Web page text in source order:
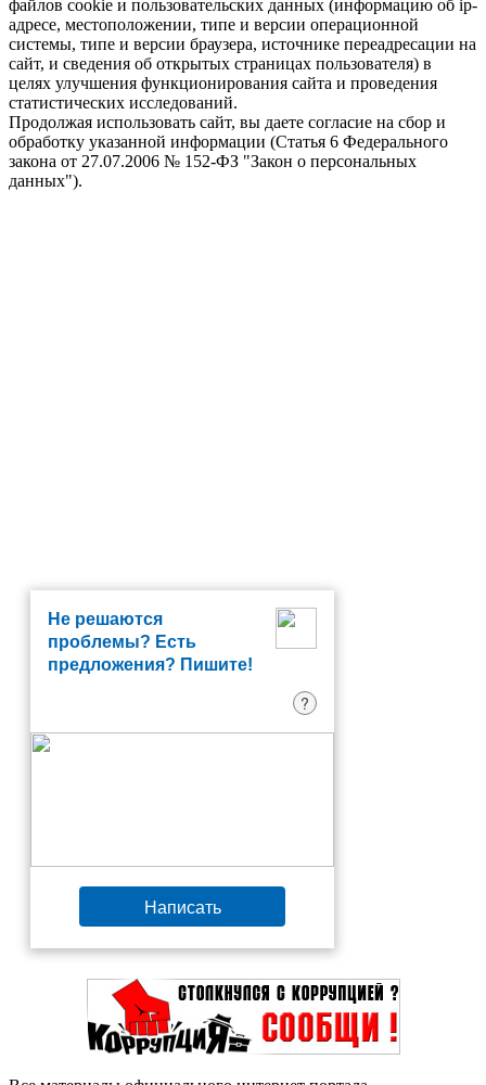
файлов cookie и пользовательских данных (информацию об ip-
адресе, местоположении, типе и версии операционной
системы, типе и версии браузера, источнике переадресации на
сайт, и сведения об открытых страницах пользователя) в
целях улучшения функционирования сайта и проведения
статистических исследований.
Продолжая использовать сайт, вы даете согласие на сбор и
обработку указанной информации (Статья 6 Федерального
закона от 27.07.2006 № 152-ФЗ "Закон о персональных
данных").
Не решаются
проблемы? Есть
предложения? Пишите!
?
Написать